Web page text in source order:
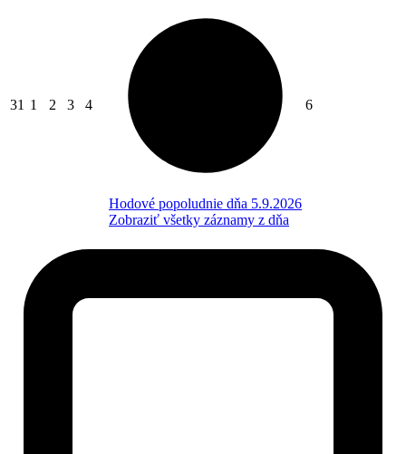
31 1 2 3 4
Hodové popoludnie dňa 5.9.2026
Zobraziť všetky záznamy z dňa
6